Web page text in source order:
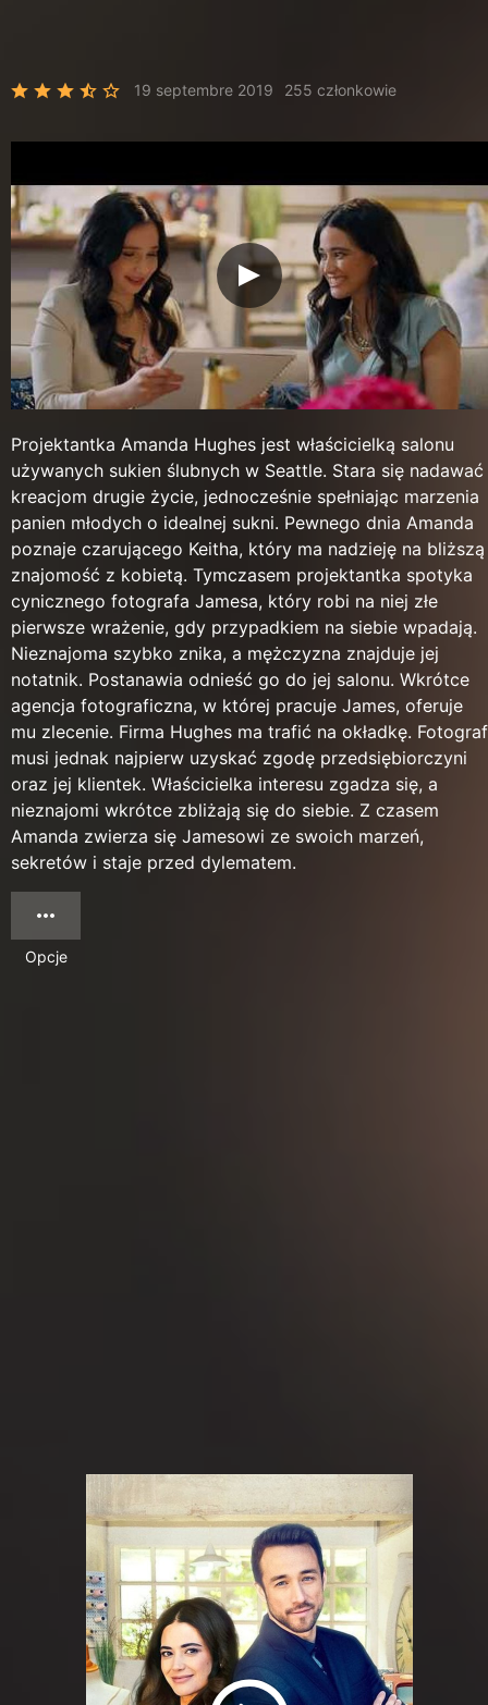
19 septembre 2019 255 członkowie
Projektantka Amanda Hughes jest właścicielką salonu
używanych sukien ślubnych w Seattle. Stara się nadawać
kreacjom drugie życie, jednocześnie spełniając marzenia
panien młodych o idealnej sukni. Pewnego dnia Amanda
poznaje czarującego Keitha, który ma nadzieję na bliższą
znajomość z kobietą. Tymczasem projektantka spotyka
cynicznego fotografa Jamesa, który robi na niej złe
pierwsze wrażenie, gdy przypadkiem na siebie wpadają.
Nieznajoma szybko znika, a mężczyzna znajduje jej
notatnik. Postanawia odnieść go do jej salonu. Wkrótce
agencja fotograficzna, w której pracuje James, oferuje
mu zlecenie. Firma Hughes ma trafić na okładkę. Fotograf
musi jednak najpierw uzyskać zgodę przedsiębiorczyni
oraz jej klientek. Właścicielka interesu zgadza się, a
nieznajomi wkrótce zbliżają się do siebie. Z czasem
Amanda zwierza się Jamesowi ze swoich marzeń,
sekretów i staje przed dylematem.
Opcje